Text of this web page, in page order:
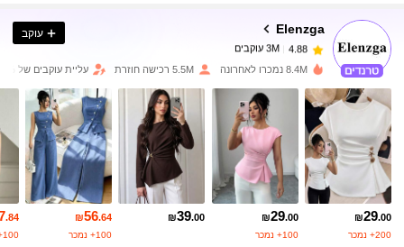
Elenzga
4.88
3M עוקבים
s***7
שילםלפני יום אחד
4.88 3M עוקבים
4.88 3M עוקבים
4.88 3M עוקבים
עוקב
8.4M נמכרו לאחרונה 5.5M רכישה חוזרת עליית עוקבים של 14%
₪29.00
200+ נמכר
₪29.00
100+ נמכר
₪39.00
₪56.64
100+ נמכר
.84
100+ נמכר